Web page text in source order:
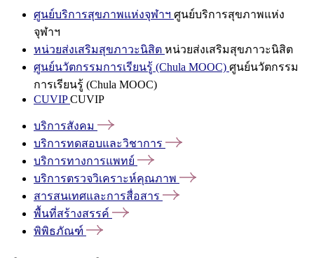
ศูนย์บริการสุขภาพแห่งจุฬาฯ ศูนย์บริการสุขภาพแห่ง
จุฬาฯ
หน่วยส่งเสริมสุขภาวะนิสิต หน่วยส่งเสริมสุขภาวะนิสิต
ศูนย์นวัตกรรมการเรียนรู้ (Chula MOOC) ศูนย์นวัตกรรม
การเรียนรู้ (Chula MOOC)
CUVIPCUVIP
บริการสังคม
บริการทดสอบและวิชาการ
บริการทางการแพทย์
บริการตรวจวิเคราะห์คุณภาพ
สารสนเทศและการสื่อสาร
พื้นที่สร้างสรรค์
พิพิธภัณฑ์